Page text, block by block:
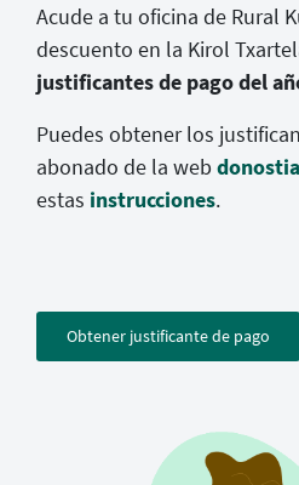
Acude a tu oficina de Rural
descuento en la Kirol
justificantes de pago del
Puedes obtener los
abonado de la web
estas instrucciones.
Obtener justificante de pago